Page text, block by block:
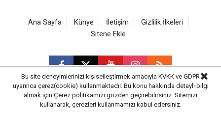
Ana Sayfa Künye İletişim
Gizlilik İlkeleri
Sitene Ekle
CM Bilişim
Bu site deneyimlerinizi kişiselleştirmek amacıyla KVKK ve GDPR
uyarınca çerez(cookie) kullanmaktadır. Bu konu hakkında detaylı bilgi
almak için Çerez politikamızı gözden geçirebilirsiniz. Sitemizi
kullanarak, çerezleri kullanmamızı kabul edersiniz.